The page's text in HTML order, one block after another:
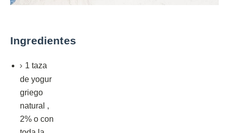
Ingredientes
1 taza
de yogur
griego
natural ,
2% o con